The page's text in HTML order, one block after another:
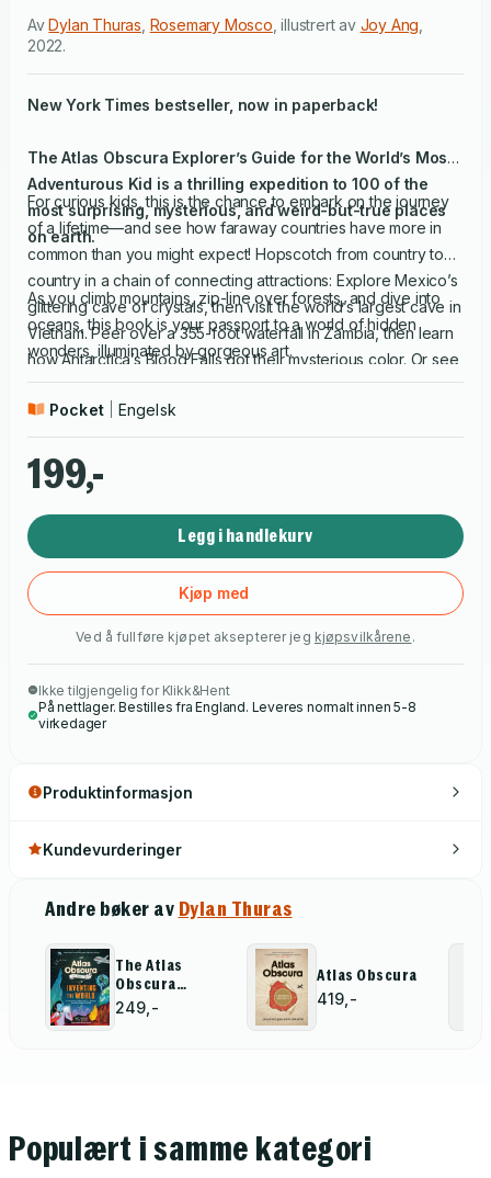
AvDylan Thuras Rosemary Mosco ,illustrert av Joy Ang
2022.
New York Times bestseller, now in paperback!
The Atlas Obscura Explorer’s Guide for the World’s Most
Adventurous Kid is a thrilling expedition to 100 of the
most surprising, mysterious, and weird-but-true places
on earth.
For curious kids, this is the chance to embark on the journey
of a lifetime—and see how faraway countries have more in
common than you might expect! Hopscotch from country to
country in a chain of connecting attractions: Explore Mexico’s
glittering cave of crystals, then visit the world’s largest cave in
Vietnam. Peer over a 355-foot waterfall in Zambia, then learn
how Antarctica’s Blood Falls got their mysterious color. Or see
mysterious mummies in Japan and France, then majestic ice
caves in both Argentina and Austria.
As you climb mountains, zip-line over forests, and dive into
oceans, this book is your passport to a world of hidden
wonders, illuminated by gorgeous art.
Pocket Engelsk
199,-
Legg i handlekurv
Kjøp med
Ved å fullføre kjøpet aksepterer jeg kjøpsvilkårene .
Ikke tilgjengelig for Klikk&Hent
På nettlager. Bestilles fra England. Leveres normalt innen 5-8
virkedager
Produktinformasjon
Kundevurderinger
Andre bøker av Dylan Thuras
The Atlas
Obscura
Explorer’s
Guide to
249,-
Atlas Obscura
419,-
Populært i samme kategori